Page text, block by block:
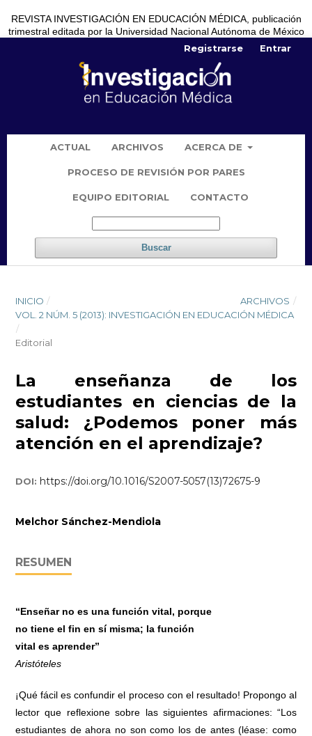
REVISTA INVESTIGACIÓN EN EDUCACIÓN MÉDICA, publicación
trimestral editada por la Universidad Nacional Autónoma de México
ACTUAL ARCHIVOS ACERCA DE
PROCESO DE REVISIÓN POR PARES
EQUIPO EDITORIAL CONTACTO
Buscar
Registrarse Entrar
INICIO / ARCHIVOS /
VOL. 2 NÚM. 5 (2013): INVESTIGACIÓN EN EDUCACIÓN MÉDICA
/
Editorial
La enseñanza de los
estudiantes en ciencias de la
salud: ¿Podemos poner más
atención en el aprendizaje?
DOI: https://doi.org/10.1016/S2007-5057(13)72675-9
Melchor Sánchez-Mendiola
RESUMEN
“Enseñar no es una función vital, porque
no tiene el fin en sí misma; la función
vital es aprender”
Aristóteles
¡Qué fácil es confundir el proceso con el resultado! Propongo al
lector que reflexione sobre las siguientes afirmaciones: “Los
estudiantes de ahora no son como los de antes (léase: como